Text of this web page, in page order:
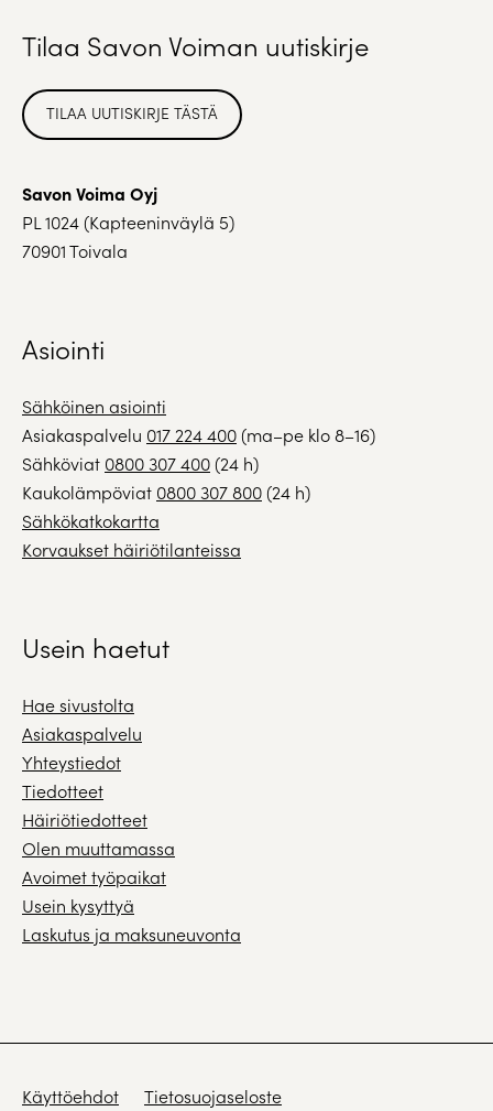
Tilaa Savon Voiman uutiskirje
TILAA UUTISKIRJE TÄSTÄ
Savon Voima Oyj
PL 1024 (Kapteeninväylä 5)
70901 Toivala
Asiointi
Sähköinen asiointi
Asiakaspalvelu 017 224 400(ma–pe klo 8–16)
Sähköviat 0800 307 400(24 h)
Kaukolämpöviat 0800 307 800(24 h)
Sähkökatkokartta
Korvaukset häiriötilanteissa
Usein haetut
Hae sivustolta
Asiakaspalvelu
Yhteystiedot
Tiedotteet
Häiriötiedotteet
Olen muuttamassa
Avoimet työpaikat
Usein kysyttyä
Laskutus ja maksuneuvonta
Käyttöehdot Tietosuojaseloste